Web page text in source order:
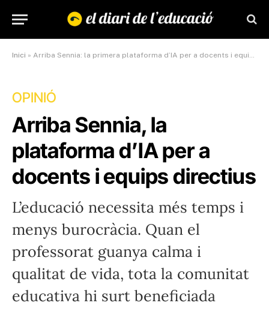
Inici » Arriba Sennia: la primera plataforma d’IA per a docents i equips directius
OPINIÓ
Arriba Sennia, la
plataforma d’IA per a
docents i equips directius
L’educació necessita més temps i
menys burocràcia. Quan el
professorat guanya calma i
qualitat de vida, tota la comunitat
educativa hi surt beneficiada